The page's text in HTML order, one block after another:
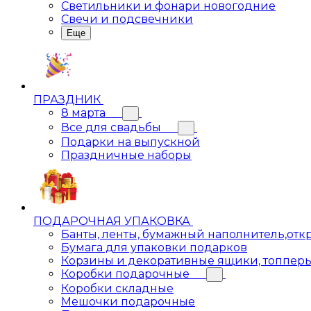
Светильники и фонари новогодние
Свечи и подсвечники
Еще
ПРАЗДНИК
8 марта
Все для свадьбы
Подарки на выпускной
Праздничные наборы
ПОДАРОЧНАЯ УПАКОВКА
Банты, ленты, бумажный
Бумага для упаковки подарков
Корзины и декоративные ящики,
Коробки подарочные
Коробки складные
Мешочки подарочные